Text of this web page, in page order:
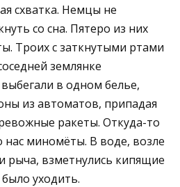
схватка. Немцы не
со сна. Пятеро из них
Троих с заткнутыми ртами
землянке
в одном белье,
из автоматов, припадая
ракеты. Откуда-то
нас миномёты. В воде, возле
рыча, взметнулись кипящие
уходить.